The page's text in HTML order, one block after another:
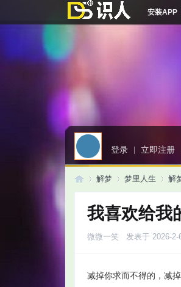
安装APP
登录 | 立即注册
解梦 梦里人生 解
我喜欢给我
微微一笑 发表于 2026-2-
减掉你求而不得的，减